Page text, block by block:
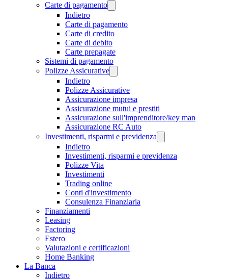
Carte di pagamento
Indietro
Carte di pagamento
Carte di credito
Carte di debito
Carte prepagate
Sistemi di pagamento
Polizze Assicurative
Indietro
Polizze Assicurative
Assicurazione impresa
Assicurazione mutui e prestiti
Assicurazione sull'imprenditore/key man
Assicurazione RC Auto
Investimenti, risparmi e previdenza
Indietro
Investimenti, risparmi e previdenza
Polizze Vita
Investimenti
Trading online
Conti d'investimento
Consulenza Finanziaria
Finanziamenti
Leasing
Factoring
Estero
Valutazioni e certificazioni
Home Banking
La Banca
Indietro